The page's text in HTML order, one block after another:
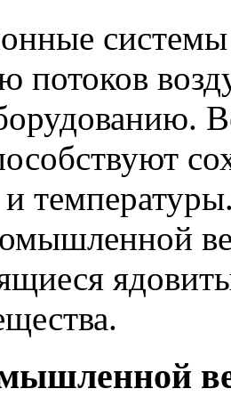
системы
потоков